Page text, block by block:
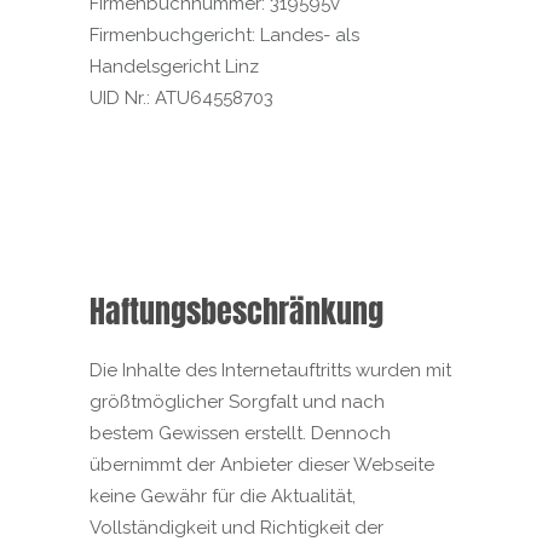
Firmenbuchgericht: Landes- als
Handelsgericht Linz
UID Nr.: ATU64558703
Haftungsbeschränkung
Die Inhalte des Internetauftritts wurden mit
größtmöglicher Sorgfalt und nach
bestem Gewissen erstellt. Dennoch
übernimmt der Anbieter dieser Webseite
keine Gewähr für die Aktualität,
Vollständigkeit und Richtigkeit der